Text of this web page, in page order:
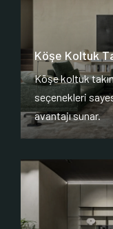
Köşe Koltuk
Köşe koltuk
seçenekleri
avantajı sunar.